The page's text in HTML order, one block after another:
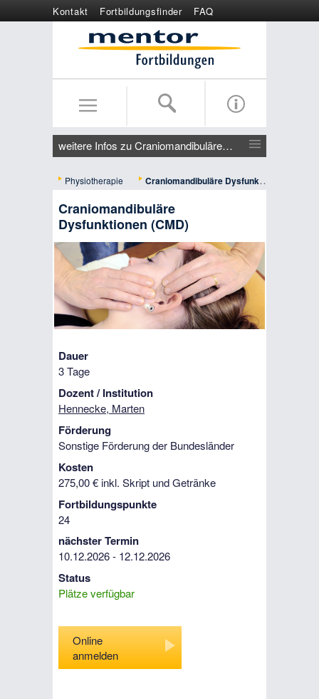
Kontakt Fortbildungsfinder
FAQ
Online anmelden
Wertgutschein
weitere Infos zu Craniomandibuläre Dysfunktionen (CMD)
Physiotherapie Craniomandibuläre Dysfunktionen (CMD) - Idstein
Craniomandibuläre
Dysfunktionen (CMD)
Dauer
3 Tage
Dozent / Institution
Hennecke, Marten
Förderung
Sonstige Förderung der Bundesländer
Kosten
275,00 € inkl. Skript und Getränke
Fortbildungspunkte
24
nächster Termin
10.12.2026 - 12.12.2026
Status
Plätze verfügbar
Online
anmelden